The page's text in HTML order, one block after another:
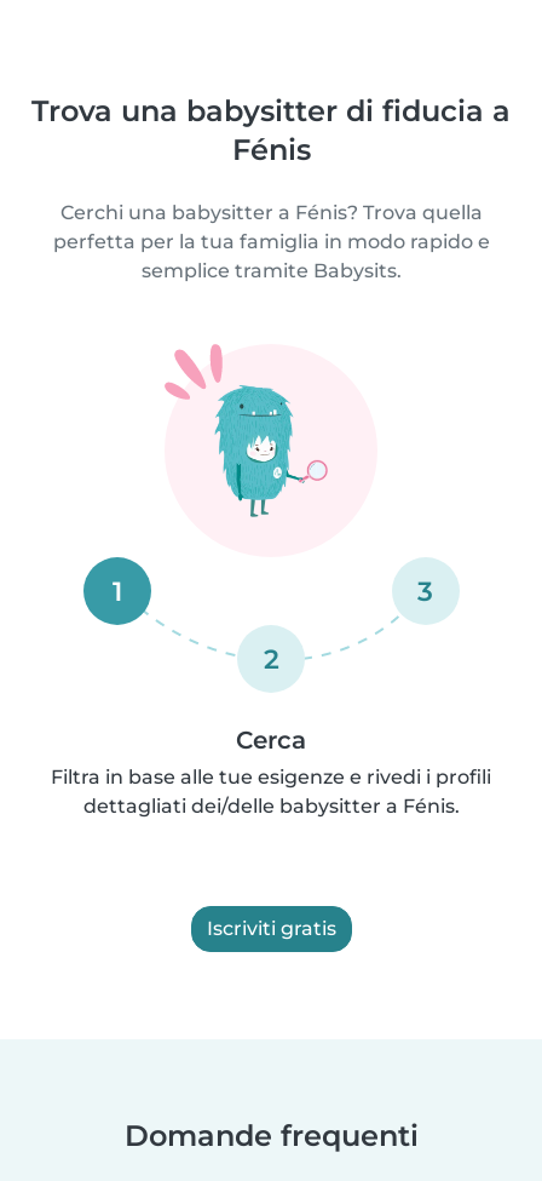
Trova una babysitter di fiducia a
Fénis
Cerchi una babysitter a Fénis? Trova quella
perfetta per la tua famiglia in modo rapido e
semplice tramite Babysits.
1
2
3
Cerca
Filtra in base alle tue esigenze e rivedi i profili
dettagliati dei/delle babysitter a Fénis.
Iscriviti gratis
Domande frequenti